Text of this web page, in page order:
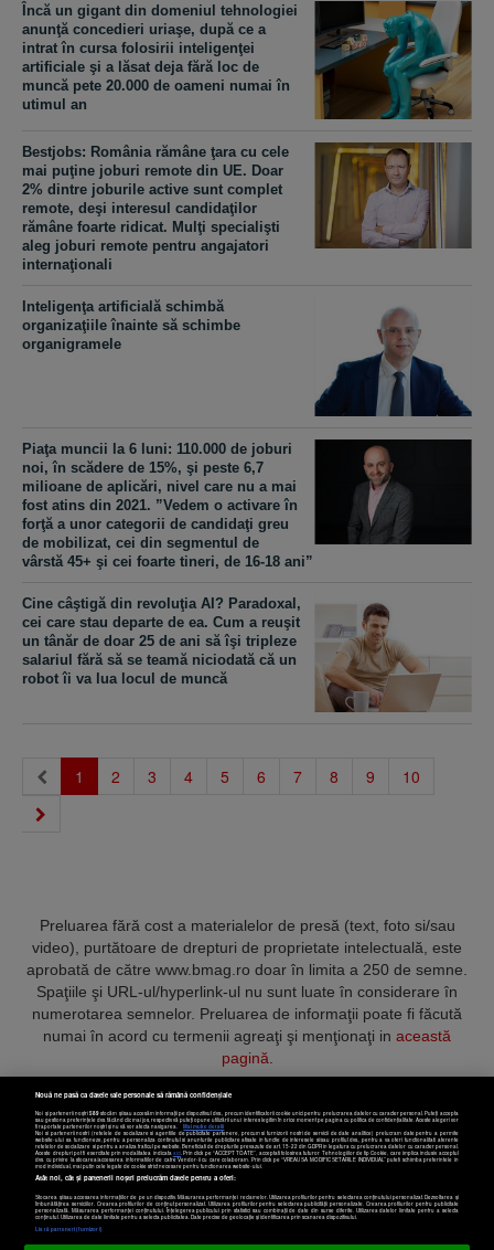
Încă un gigant din domeniul tehnologiei
anunţă concedieri uriaşe, după ce a
intrat în cursa folosirii inteligenţei
artificiale şi a lăsat deja fără loc de
muncă pete 20.000 de oameni numai în
utimul an
Bestjobs: România rămâne ţara cu cele
mai puţine joburi remote din UE. Doar
2% dintre joburile active sunt complet
remote, deşi interesul candidaţilor
rămâne foarte ridicat. Mulţi specialişti
aleg joburi remote pentru angajatori
internaţionali
Inteligenţa artificială schimbă
organizaţiile înainte să schimbe
organigramele
Piaţa muncii la 6 luni: 110.000 de joburi
noi, în scădere de 15%, şi peste 6,7
milioane de aplicări, nivel care nu a mai
fost atins din 2021. ”Vedem o activare în
forţă a unor categorii de candidaţi greu
de mobilizat, cei din segmentul de
vârstă 45+ şi cei foarte tineri, de 16-18 ani”
Cine câştigă din revoluţia AI? Paradoxal,
cei care stau departe de ea. Cum a reuşit
un tânăr de doar 25 de ani să îşi tripleze
salariul fără să se teamă niciodată că un
robot îi va lua locul de muncă
1 (current)
2 3 4 5 6 7 8 9 10
Preluarea fără cost a materialelor de presă (text, foto si/sau
video), purtătoare de drepturi de proprietate intelectuală, este
aprobată de către www.bmag.ro doar în limita a 250 de semne.
Spaţiile şi URL-ul/hyperlink-ul nu sunt luate în considerare în
numerotarea semnelor. Preluarea de informaţii poate fi făcută
numai în acord cu termenii agreaţi şi menţionaţi in această
pagină
Termeni și condiții Confidențialitate Cookies Contact
Copyright © 2025 BUSINESSMEX S.A.
Setări cookies
Nouă ne pasă ca datele tale personale să rămână confidențiale
Noi și partenerii noștri589stocăm și/sau accesăm informații pe dispozitivul dvs., precum identificatorii cookie unici pentru prelucrarea datelor cu caracter personal. Puteți accepta
sau gestiona preferințele dvs. făcând clic mai jos, respectiv vă puteți opune utilizării unui interes legitim în orice moment pe pagina cu politica de confidențialitate. Aceste alegeri vor
fi raportate partenerilor noștri și nu vă vor afecta navigarea.
Mai multe detalii
Noi si partenerii nostri (retelele de socializare si agentiile de publicitate partenere, precum si furnizorii nostri de servicii de date analitice) prelucram date pentru a permite
website-ului sa functioneze, pentru a personaliza continutul si anunturile publicitare afisate in functie de interesele si/sau profilul dvs., pentru a va oferi functionalitati aferente
retelelor de socializare si pentru a analiza traficul pe website. Beneficiati de drepturile prevazute de art. 15-22 din GDPR in legatura cu prelucrarea datelor cu caracter personal.
Aceste drepturi pot fi exercitate prin modalitatea indicataaici. Prin click pe “ACCEPT TOATE”, acceptati folosirea tuturor Tehnologiilor de tip Cookie, care implica inclusiv acceptul
dvs. cu privire la stocarea/accesarea informatiilor de catre Vendor-ii cu care colaboram. Prin click pe “VREAU SA MODIFIC SETARILE INDIVIDUAL” puteti schimba preferintele in
mod individual, mai putin cele legate de cookie strict necesare pentru functionarea website-ului.
Atât noi, cât și partenerii noștri prelucrăm datele pentru a oferi:
Stocarea și/sau accesarea informațiilor de pe un dispozitiv. Măsurarea performanței reclamelor. Utilizarea profilurilor pentru selectarea conținutului personalizat. Dezvoltarea și
îmbunătățirea serviciilor. Crearea profilurilor de conținut personalizat. Utilizarea profilurilor pentru selectarea publicității personalizate. Crearea profilurilor pentru publicitate
personalizată. Măsurarea performanței conținutului. Înțelegerea publicului prin statistici sau combinații de date din surse diferite. Utilizarea datelor limitate pentru a selecta
conținutul. Utilizarea de date limitate pentru a selecta publicitatea. Date precise de geolocație și identificarea prin scanarea dispozitivului.
Listă parteneri (furnizori)